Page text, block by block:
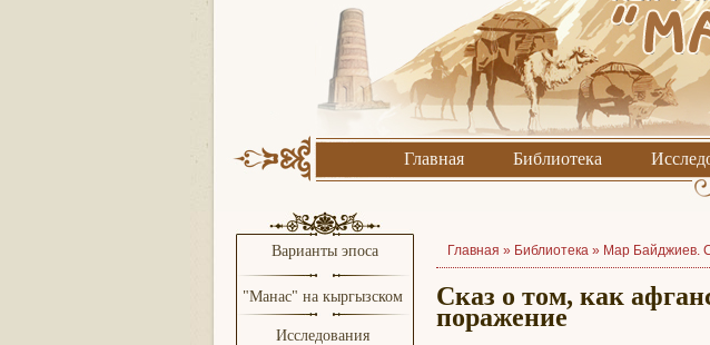
Главная Библиотека
Варианты эпоса
"Манас" на кыргызском
Исследования
Главная » Библиотека » Мар Байджиев.
Сказ о том, как
поражение